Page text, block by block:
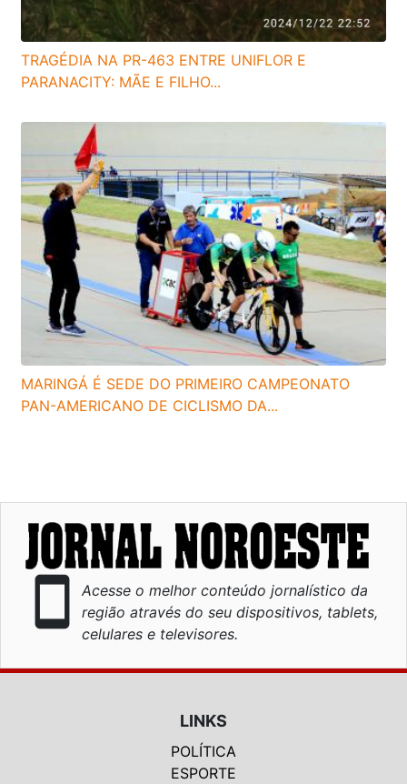
TRAGÉDIA NA PR-463 ENTRE UNIFLOR E
PARANACITY: MÃE E FILHO...
MARINGÁ É SEDE DO PRIMEIRO CAMPEONATO
PAN-AMERICANO DE CICLISMO DA...
smartphone
Acesse o melhor conteúdo jornalístico da
região através do seu dispositivos, tablets,
celulares e televisores.
LINKS
POLÍTICA
ESPORTE